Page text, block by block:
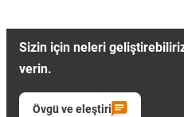
Sizin için neleri
verin.
Övgü ve eleştiri